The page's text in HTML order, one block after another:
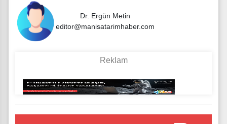
Dr. Ergün Metin
editor@manisatarimhaber.com